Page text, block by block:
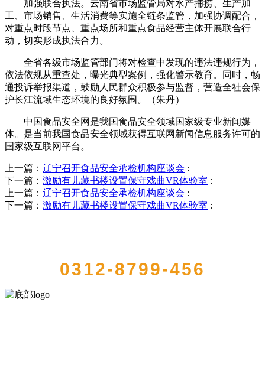
加强联合执法。云南省市场监管局对水产捕捞、生产加
工、市场销售、生活消费等实施全链条监管，加强协调配合，
对重点时段节点、重点场所和重点食品经营主体开展联合行
动，切实形成执法合力。
全省各级市场监管部门将对检查中发现的违法违规行为，
依法依规从重查处，曝光典型案例，强化警示教育。同时，畅
通投诉举报渠道，鼓励人民群众积极参与监督，营造全社会保
护长江流域生态环境的良好氛围。（朱丹）
中国食品安全网是我国食品安全领域国家级专业新闻媒
体。是当前我国食品安全领域获得互联网新闻信息服务许可的
国家级互联网平台。
上一篇： 辽宁召开食品安全承检机构座谈会 :
下一篇： 激励有儿藏书楼设置保守戏曲VR体验室 :
上一篇： 辽宁召开食品安全承检机构座谈会 :
下一篇： 激励有儿藏书楼设置保守戏曲VR体验室 :
0312-8799-456